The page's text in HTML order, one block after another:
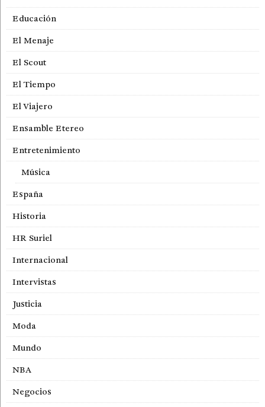
Educación
El Menaje
El Scout
El Tiempo
El Viajero
Ensamble Etereo
Entretenimiento
Música
España
Historia
HR Suriel
Internacional
Intervistas
Justicia
Moda
Mundo
NBA
Negocios